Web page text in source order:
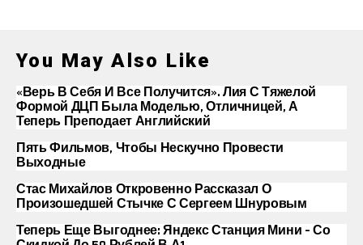
You May Also Like
«Верь В Себя И Все Получится». Лия С Тяжелой
Формой ДЦП Была Моделью, Отличницей, А
Теперь Преподает Английский
Пять Фильмов, Чтобы Нескучно Провести
Выходные
Стас Михайлов Откровенно Рассказал О
Произошедшей Стычке С Сергеем Шнуровым
Теперь Еще Выгоднее: Яндекс Станция Мини – Со